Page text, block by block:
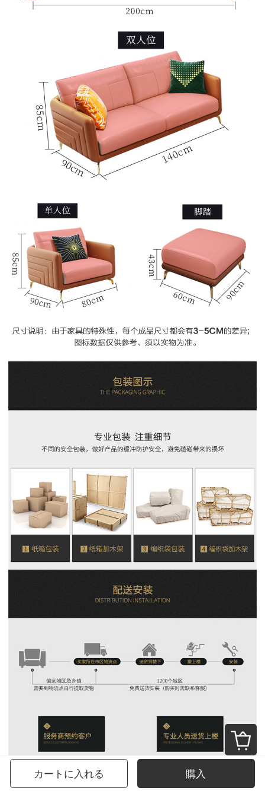
カートに入れる 購入